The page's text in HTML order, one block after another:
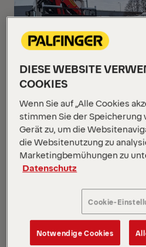
PK 24.001 SLD5
Scania G 420 B6x2*4 NB
DIESE WEBSITE
COOKIES
Wenn Sie auf „Alle Cookies
stimmen Sie der Speicherung
Gerät zu, um die
die Websitenutzung zu
Marketingbemühungen zu
Datenschutz
Cookie-
Notwendige Cookies